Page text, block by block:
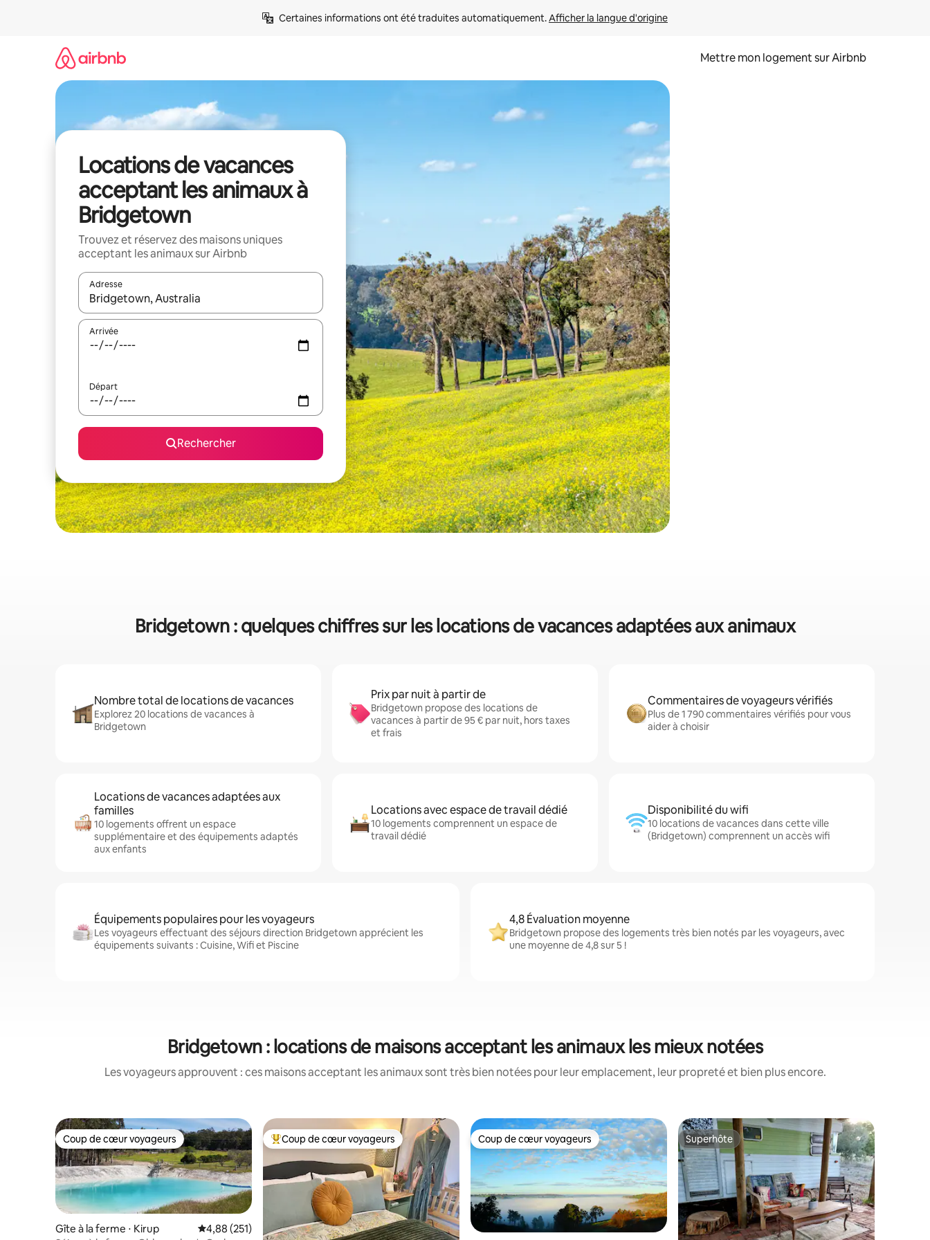
Certaines informations ont été traduites automatiquement. Afficher la langue d'origine
Mettre mon logement sur Airbnb
Locations de vacances
acceptant les animaux à
Bridgetown
Trouvez et réservez des maisons uniques
acceptant les animaux sur Airbnb
Adresse
Lorsque les résultats s'affichent, utilisez les flèches vers le haut et vers le bas pour les parcourir ou en appuyant et en faisant glisser.
Arrivée
Départ
Rechercher
Bridgetown : quelques chiffres sur les locations de vacances adaptées aux animaux
Nombre total de locations de vacances
Explorez 20 locations de vacances à
Bridgetown
Prix par nuit à partir de
Bridgetown propose des locations de
vacances à partir de 95 € par nuit, hors taxes
et frais
Commentaires de voyageurs vérifiés
Plus de 1 790 commentaires vérifiés pour vous
aider à choisir
Locations de vacances adaptées aux
familles
10 logements offrent un espace
supplémentaire et des équipements adaptés
aux enfants
Locations avec espace de travail dédié
10 logements comprennent un espace de
travail dédié
Disponibilité du wifi
10 locations de vacances dans cette ville
(Bridgetown) comprennent un accès wifi
Équipements populaires pour les voyageurs
Les voyageurs effectuant des séjours direction Bridgetown apprécient les
équipements suivants : Cuisine, Wifi et Piscine
4,8 Évaluation moyenne
Bridgetown propose des logements très bien notés par les voyageurs, avec
une moyenne de 4,8 sur 5 !
Bridgetown : locations de maisons acceptant les animaux les mieux notées
Les voyageurs approuvent : ces maisons acceptant les animaux sont très bien notées pour leur emplacement, leur propreté et bien plus encore.
Coup de cœur voyageurs
Coup de cœur voyageurs
Gîte à la ferme ⋅ Kirup Évaluation moyenne sur la base de 251 commentaires : 4,88 sur 5
4,88 (251)
Coups de cœur voyageurs les plus appréciés
Coup de cœur voyageurs Coup de cœur voyageurs
Coup de cœur voyageurs Superhôte
Superhôte